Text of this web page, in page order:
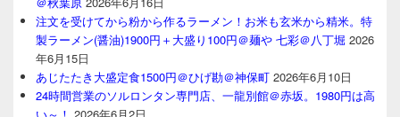
注文を受けてから粉から作るラーメン！お米も玄米から精米。特
製ラーメン(醤油)1900円＋大盛り100円＠麺や 七彩＠八丁堀 2026
年6月15日
あじたたき大盛定食1500円＠ひげ勘＠神保町 2026年6月10日
24時間営業のソルロンタン専門店、一龍別館＠赤坂。1980円は高